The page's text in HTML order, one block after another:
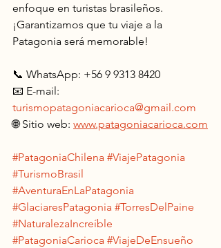
enfoque en turistas brasileños.
¡Garantizamos que tu viaje a la
Patagonia será memorable!
📞 WhatsApp: +56 9 9313 8420
📧 E-mail:
turismopatagoniacarioca@gmail.com
🌐 Sitio web: www.patagoniacarioca.com
#PatagoniaChilena #ViajePatagonia
#TurismoBrasil
#AventuraEnLaPatagonia
#GlaciaresPatagonia #TorresDelPaine
#NaturalezaIncreíble
#PatagoniaCarioca #ViajeDeEnsueño